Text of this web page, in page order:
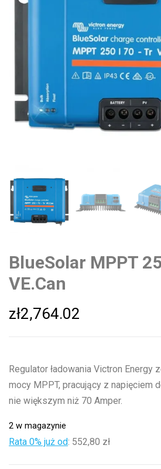
BlueSolar MPPT
VE.Can
zł2,764.02
Regulator ładowania Victron Energy
mocy MPPT, pracujący z napięciem
nie większym niż 70 Amper.
2 w magazynie
Rata 0% już od: 552,80 zł